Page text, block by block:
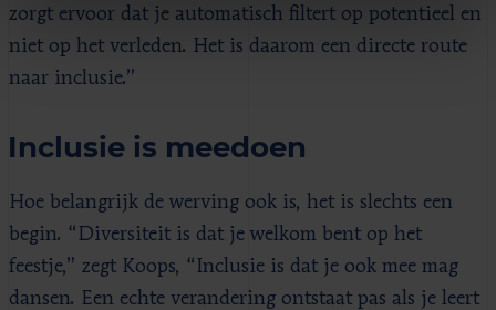
zorgt ervoor dat je automatisch filtert op potentieel en
niet op het verleden. Het is daarom een directe route
naar inclusie.”
Inclusie is meedoen
Hoe belangrijk de werving ook is, het is slechts een
begin. “Diversiteit is dat je welkom bent op het
feestje,” zegt Koops, “Inclusie is dat je ook mee mag
dansen. Een echte verandering ontstaat pas als je leert